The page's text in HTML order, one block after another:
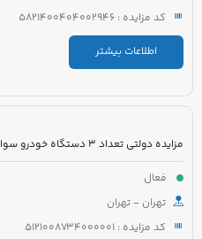
کد مزایده : 5821400404002946
اطلاعات بیشتر
مزایده دولتی تعداد 3 دستگاه خودرو سواری
فعال
تهران - تهران
کد مزایده : 5121008734000001